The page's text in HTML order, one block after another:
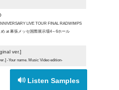
LIVE TOUR FINAL RADWIMPS
at 幕張メッセ国際展示場4～6ホール
ver.]
-Your name. Music Video edition-
Listen Samples